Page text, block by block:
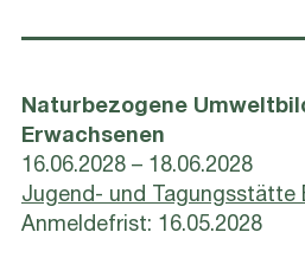
Naturbezogene
Erwachsenen
16.06.2028 – 18.06.2028
Jugend- und Tagungsstätte
Anmeldefrist: 16.05.2028